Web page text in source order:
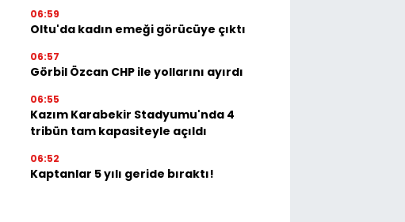
06:59
Oltu'da kadın emeği görücüye çıktı
06:57
Görbil Özcan CHP ile yollarını ayırdı
06:55
Kazım Karabekir Stadyumu'nda 4
tribün tam kapasiteyle açıldı
06:52
Kaptanlar 5 yılı geride bıraktı!